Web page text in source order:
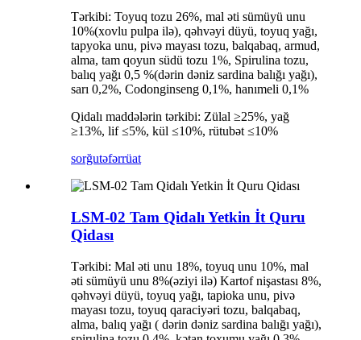
Tərkibi: Toyuq tozu 26%, mal əti sümüyü unu
10%(xovlu pulpa ilə), qəhvəyi düyü, toyuq yağı,
tapyoka unu, pivə mayası tozu, balqabaq, armud,
alma, tam qoyun südü tozu 1%, Spirulina tozu,
balıq yağı 0,5 %(dərin dəniz sardina balığı yağı),
sarı 0,2%, Codonginseng 0,1%, hanımeli 0,1%
Qidalı maddələrin tərkibi: Zülal ≥25%, yağ
≥13%, lif ≤5%, kül ≤10%, rütubət ≤10%
sorğutəfərrüat
LSM-02 Tam Qidalı Yetkin İt Quru
Qidası
Tərkibi: Mal əti unu 18%, toyuq unu 10%, mal
əti sümüyü unu 8%(əziyi ilə) Kartof nişastası 8%,
qəhvəyi düyü, toyuq yağı, tapioka unu, pivə
mayası tozu, toyuq qaraciyəri tozu, balqabaq,
alma, balıq yağı ( dərin dəniz sardina balığı yağı),